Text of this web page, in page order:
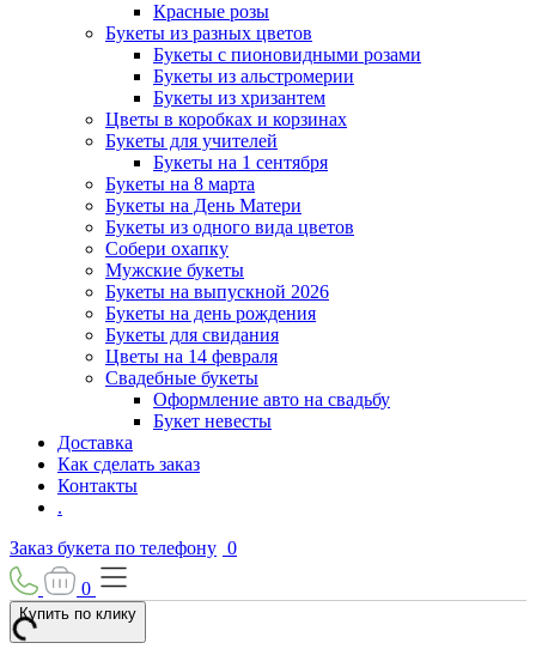
Красные розы
Букеты из разных цветов
Букеты с пионовидными розами
Букеты из альстромерии
Букеты из хризантем
Цветы в коробках и корзинах
Букеты для учителей
Букеты на 1 сентября
Букеты на 8 марта
Букеты на День Матери
Букеты из одного вида цветов
Собери охапку
Мужские букеты
Букеты на выпускной 2026
Букеты на день рождения
Букеты для свидания
Цветы на 14 февраля
Свадебные букеты
Оформление авто на свадьбу
Букет невесты
Доставка
Как сделать заказ
Контакты
.
Заказ букета по телефону 0
0
Купить по клику